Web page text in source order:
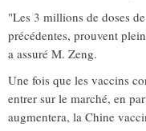
"Les 3 millions de doses
précédentes, prouvent
a assuré M. Zeng.
Une fois que les vaccins
entrer sur le marché, en
augmentera, la Chine